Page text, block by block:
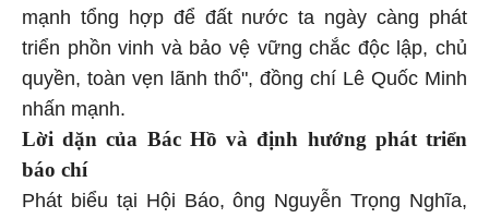
mạnh tổng hợp để đất nước ta ngày càng phát
triển phồn vinh và bảo vệ vững chắc độc lập, chủ
quyền, toàn vẹn lãnh thổ", đồng chí Lê Quốc Minh
nhấn mạnh.
Lời dặn của Bác Hồ và định hướng phát triển
báo chí
Phát biểu tại Hội Báo, ông Nguyễn Trọng Nghĩa,